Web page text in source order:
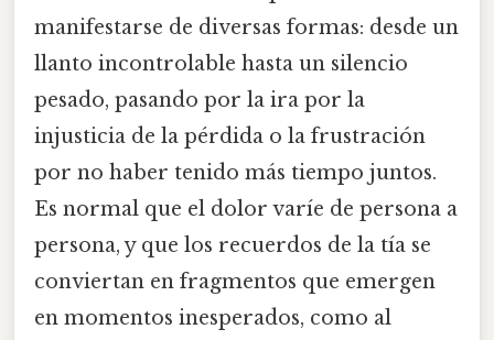
manifestarse de diversas formas: desde un
llanto incontrolable hasta un silencio
pesado, pasando por la ira por la
injusticia de la pérdida o la frustración
por no haber tenido más tiempo juntos.
Es normal que el dolor varíe de persona a
persona, y que los recuerdos de la tía se
conviertan en fragmentos que emergen
en momentos inesperados, como al